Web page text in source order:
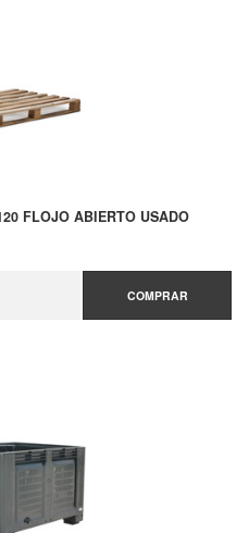
FLOJO ABIERTO USADO
COMPRAR